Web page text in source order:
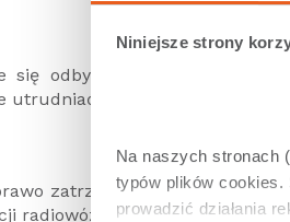
Niniejsze strony
Na naszych stronach (
typów plików cookies.
prowadzić działania
się odbyć w każdym miejscu
utrudniać ruchu ani nie
zatrzymać samochód
radiowóz powinien mieć